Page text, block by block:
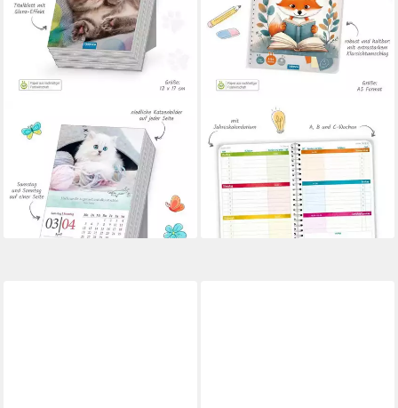
TRÖTSCH VERLAG
Abreißkalender TRÖTSCH -
Abreißkalender Katzen 2027
12,35 €
lieferbar - in 2-3 Werktagen bei dir
TRÖTSCH VERLAG
Schülerkalender TRÖTSCH -
Grundschulplaner Fuchs
26/27
9,45 €
lieferbar - in 2-3 Werktagen bei dir